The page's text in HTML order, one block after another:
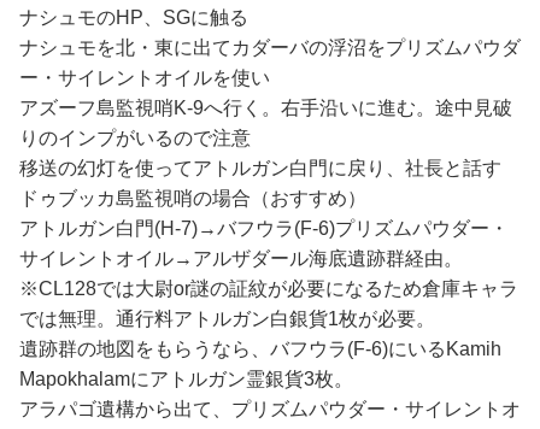
ナシュモのHP、SGに触る
ナシュモを北・東に出てカダーバの浮沼をプリズムパウダ
ー・サイレントオイルを使い
アズーフ島監視哨K-9へ行く。右手沿いに進む。途中見破
りのインプがいるので注意
移送の幻灯を使ってアトルガン白門に戻り、社長と話す
ドゥブッカ島監視哨の場合（おすすめ）
アトルガン白門(H-7)→バフウラ(F-6)プリズムパウダー・
サイレントオイル→アルザダール海底遺跡群経由。
※CL128では大尉or謎の証紋が必要になるため倉庫キャラ
では無理。通行料アトルガン白銀貨1枚が必要。
遺跡群の地図をもらうなら、バフウラ(F-6)にいるKamih
Mapokhalamにアトルガン霊銀貨3枚。
アラパゴ遺構から出て、プリズムパウダー・サイレントオ